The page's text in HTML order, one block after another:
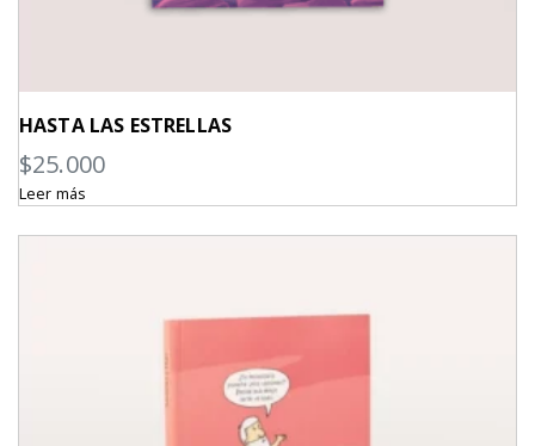
HASTA LAS ESTRELLAS
$25.000
Leer más